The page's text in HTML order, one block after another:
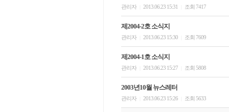
관리자 2013.06.23 15:31 조회 7417
제2004-2호 소식지
관리자 2013.06.23 15:30 조회 7609
제2004-1호 소식지
관리자 2013.06.23 15:27 조회 5808
2003년10월 뉴스레터
관리자 2013.06.23 15:26 조회 5633